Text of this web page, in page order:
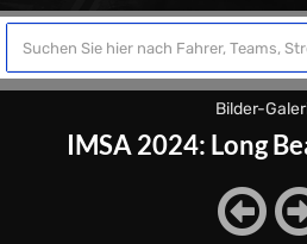
Bilder-
IMSA 2024: Long